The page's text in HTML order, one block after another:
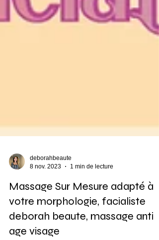
8 nov. 2023
1 min de lecture
Massage Sur Mesure adapté à
votre morphologie, facialiste
deborah beaute, massage anti